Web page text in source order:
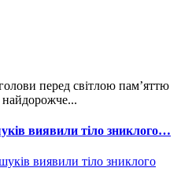
перед світлою пам’яттю
найдорожче...
виявили тіло зниклого…